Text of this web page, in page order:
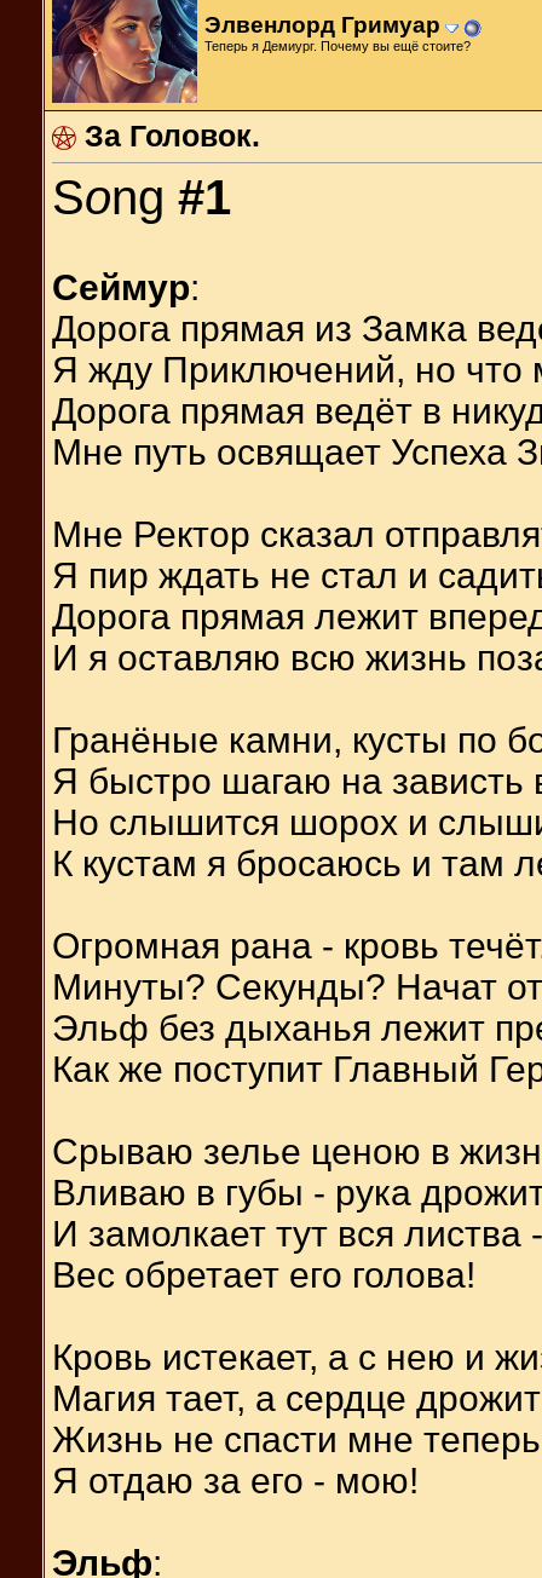
Элвенлорд Гримуар
Теперь я Демиург. Почему вы ещё стоите?
За Головок.
Song #1
Сеймур:
Дорога прямая из Замка
Я жду Приключений, но что
Дорога прямая ведёт в
Мне путь освящает Успеха
Мне Ректор сказал
Я пир ждать не стал и
Дорога прямая лежит
И я оставляю всю жизнь
Гранёные камни, кусты по
Я быстро шагаю на зависть
Но слышится шорох и
К кустам я бросаюсь и там
Огромная рана - кровь
Минуты? Секунды? Начат
Эльф без дыханья лежит
Как же поступит Главный
Срываю зелье ценою в
Вливаю в губы - рука
И замолкает тут вся листва -
Вес обретает его голова!
Кровь истекает, а с нею и
Магия тает, а сердце
Жизнь не спасти мне
Я отдаю за его - мою!
Эльф: